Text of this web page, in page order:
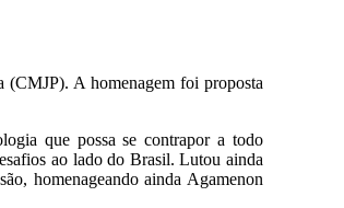
(CMJP). A homenagem foi proposta
que possa se contrapor a todo
ao lado do Brasil. Lutou ainda
homenageando ainda Agamenon